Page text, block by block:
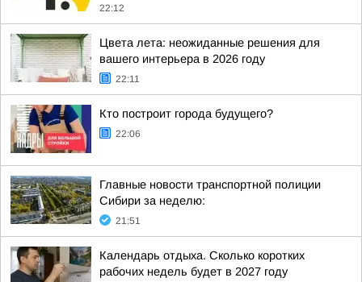
22:12
Цвета лета: неожиданные решения для
вашего интерьера в 2026 году
22:11
Кто построит города будущего?
22:06
Главные новости транспортной полиции
Сибири за неделю:
21:51
Календарь отдыха. Сколько коротких
рабочих недель будет в 2027 году